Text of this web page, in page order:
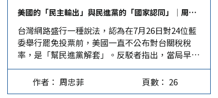
政策選擇的過程，而是「族群動員」與「仇恨宣
洩」的競技場；政黨不再追求治理理念，而是沉溺
於奪權與利益分配。…
事件的直接記憶，使年輕世代的政治優先序列與老
一輩不同。 個人記憶也塑造政治立場。年長的美
國人可能記得伊朗人質危機（1979-1981），這場
事件讓他們對外交政策更謹慎。卡特總統在1981年
的卸任告別演說中強調，美國需捍衛人權，並面對
核武與環境挑戰。年輕世代則因缺乏這些經歷，質
疑軍事干預，並且支持和平外交。…
是一個輸不起的政黨。賴清德日前邀請藍白兩黨主
席參加「國安簡報」，但議程中缺了兩黨主席的發
言及問答時間，非邀請函裡所謂的「坦率真誠交換
意見，共商國事」，所以朱立倫及黃國昌均拒絕出
席。 民進黨一天到晚喊「抗中保台」，唯恐中共
不被激怒而動武，而事實上，台灣軍力遠不及中
共，花大錢向美國採購的武器又都老舊；三軍招生
不易，願意服義務役的又寥寥無幾；現役軍人只要
美國的「民主輸出」與民進黨的「國家認同」│周忠菲
台灣網路盛行一種說法，認為在7月26日對24位藍
委舉行罷免投票前，美國一直不公布對台關稅稅
率，是「幫民進黨解套」。反駁者指出，當局早就
得知美國對台灣的關稅稅率為25%，與日、韓相
同。之所以刻意隱瞞，是擔心大罷免受到衝擊。
本文認為，美國對大罷免警言慎行、避免表態，這
作者： 周忠菲 頁數： 26